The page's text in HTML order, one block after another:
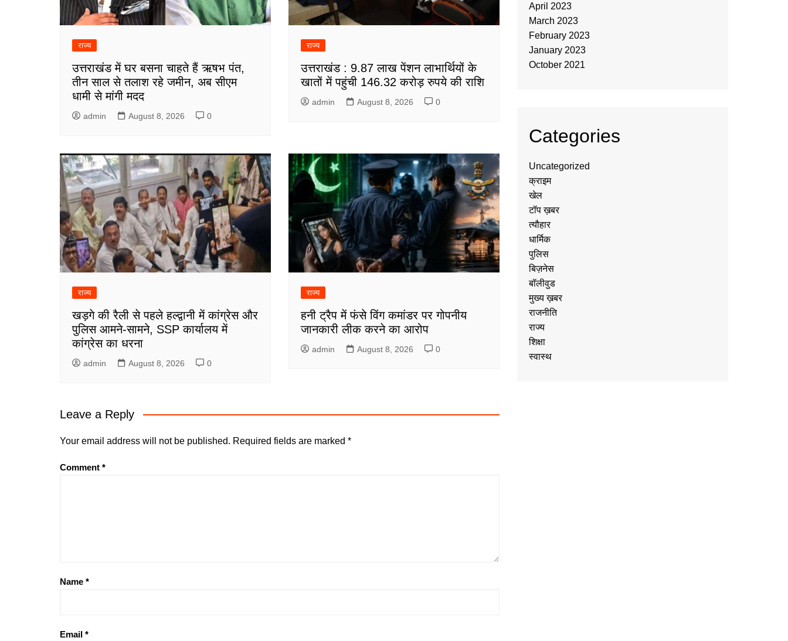
राज्य
उत्तराखंड में घर बसना चाहते हैं ऋषभ पंत,
तीन साल से तलाश रहे जमीन, अब सीएम
धामी से मांगी मदद
admin August 8, 2026 0
राज्य
उत्तराखंड : 9.87 लाख पेंशन लाभार्थियों के
खातों में पहुंची 146.32 करोड़ रुपये की राशि
admin August 8, 2026 0
राज्य
खड़गे की रैली से पहले हल्द्वानी में कांग्रेस और
पुलिस आमने-सामने, SSP कार्यालय में
कांग्रेस का धरना
admin August 8, 2026 0
राज्य
हनी ट्रैप में फंसे विंग कमांडर पर गोपनीय
जानकारी लीक करने का आरोप
admin August 8, 2026 0
Leave a Reply
Your email address will not be published. Required fields are marked *
Comment *
Name *
Email *
April 2023
March 2023
February 2023
January 2023
October 2021
Categories
Uncategorized
क्राइम
खेल
टॉप ख़बर
त्यौहार
धार्मिक
पुलिस
बिज़नेस
बॉलीवुड
मुख्य ख़बर
राजनीति
राज्य
शिक्षा
स्वास्थ